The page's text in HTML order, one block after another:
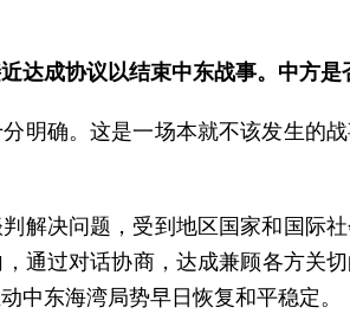
达成协议以结束中东战事。中方
明确。这是一场本就不该发生的
解决问题，受到地区国家和国际
通过对话协商，达成兼顾各方关
中东海湾局势早日恢复和平稳定。